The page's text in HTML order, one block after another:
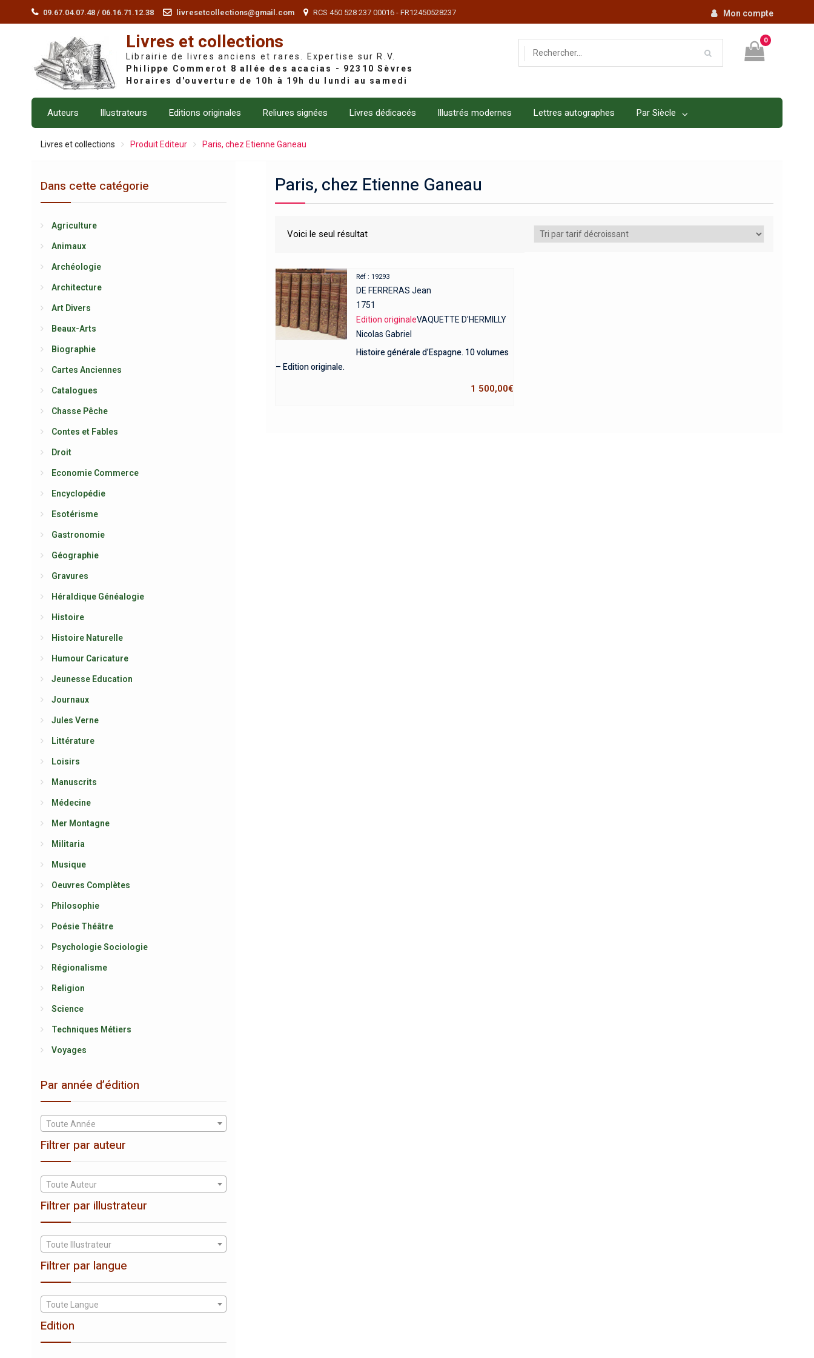
09.67.04.07.48 / 06.16.71.12.38 livresetcollections@gmail.com RCS 450 528 237 00016 - FR12450528237 Mon compte
Livres et collections
Librairie de livres anciens et rares. Expertise sur R.V.
0
Auteurs Illustrateurs Editions originales Reliures signées Livres dédicacés Illustrés modernes Lettres autographes Par Siècle
Livres et collections Produit Editeur Paris, chez Etienne Ganeau
Paris, chez Etienne Ganeau
Voici le seul résultat
Réf : 19293
DE FERRERAS Jean
1751
Edition originaleVAQUETTE D'HERMILLY
Nicolas Gabriel
Histoire générale d’Espagne. 10 volumes
– Edition originale.
1 500,00€
Dans cette catégorie
Agriculture
Animaux
Archéologie
Architecture
Art Divers
Beaux-Arts
Biographie
Cartes Anciennes
Catalogues
Chasse Pêche
Contes et Fables
Droit
Economie Commerce
Encyclopédie
Esotérisme
Gastronomie
Géographie
Gravures
Héraldique Généalogie
Histoire
Histoire Naturelle
Humour Caricature
Jeunesse Education
Journaux
Jules Verne
Littérature
Loisirs
Manuscrits
Médecine
Mer Montagne
Militaria
Musique
Oeuvres Complètes
Philosophie
Poésie Théâtre
Psychologie Sociologie
Régionalisme
Religion
Science
Techniques Métiers
Voyages
Par année d’édition
Toute Année
Filtrer par auteur
Toute Auteur
Filtrer par illustrateur
Toute Illustrateur
Filtrer par langue
Toute Langue
Edition